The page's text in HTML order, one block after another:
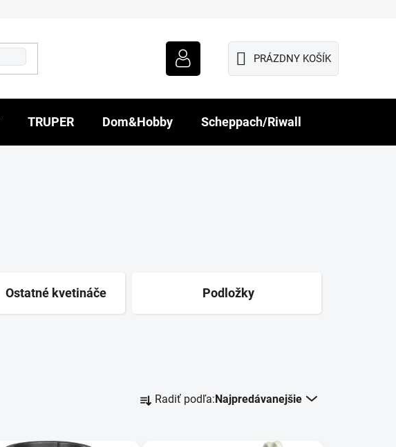
NÁKUPNÝ
PRÁZDNY KOŠÍK
TRUPER Dom&Hobby Scheppach/Riwall
Ostatné kvetináče Podložky
a Radiť podľa:Najpredávanejšie